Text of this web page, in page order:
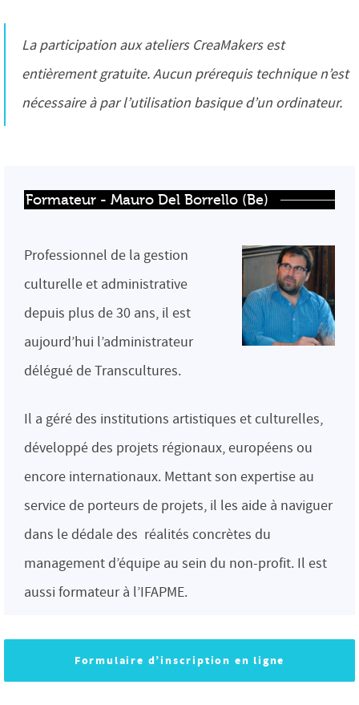
La participation aux ateliers CreaMakers est
entièrement gratuite. Aucun prérequis technique n’est
nécessaire à par l’utilisation basique d’un ordinateur.
Formateur - Mauro Del Borrello (Be)
Professionnel de la gestion
culturelle et administrative
depuis plus de 30 ans, il est
aujourd’hui l’administrateur
délégué de Transcultures.
Il a géré des institutions artistiques et culturelles,
développé des projets régionaux, européens ou
encore internationaux. Mettant son expertise au
service de porteurs de projets, il les aide à naviguer
dans le dédale des réalités concrètes du
management d’équipe au sein du non-profit. Il est
aussi formateur à l’IFAPME.
Formulaire d’inscription en ligne